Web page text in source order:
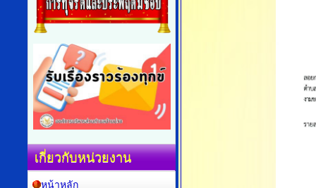
เกี่ยวกับหน่วยงาน
หน้าหลัก